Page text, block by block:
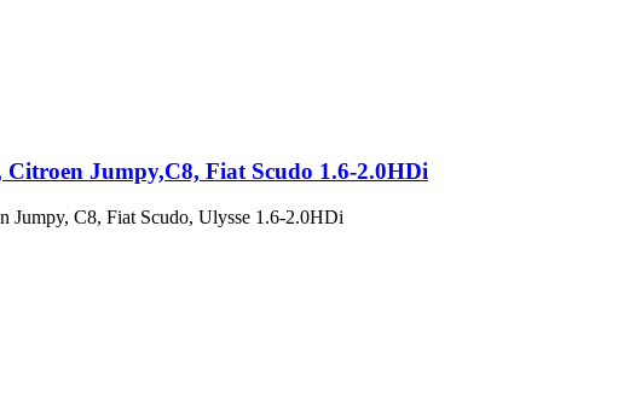
Jumpy,C8, Fiat Scudo 1.6-2.0HDi
Jumpy, C8, Fiat Scudo, Ulysse 1.6-2.0HDi